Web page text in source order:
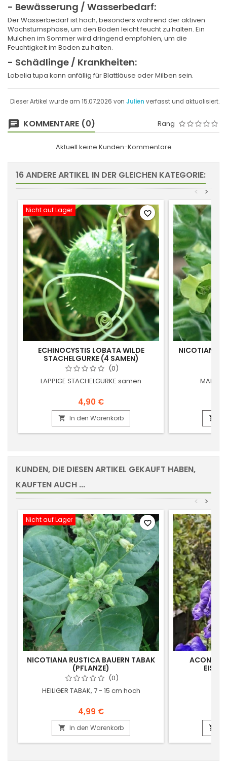
- Bewässerung / Wasserbedarf:
Der Wasserbedarf ist hoch, besonders während der aktiven
Wachstumsphase, um den Boden leicht feucht zu halten. Ein
Mulchen im Sommer wird dringend empfohlen, um die
Feuchtigkeit im Boden zu halten.
- Schädlinge / Krankheiten:
Lobelia tupa kann anfällig für Blattläuse oder Milben sein.
Dieser Artikel wurde am 15.07.2026 von Julien verfasst und aktualisiert.
KOMMENTARE (0) Rang
Aktuell keine Kunden-Kommentare
16 ANDERE ARTIKEL IN DER GLEICHEN KATEGORIE:
>
<
Nicht auf Lager
ECHINOCYSTIS LOBATA WILDE
STACHELGURKE (4 SAMEN)
(0)
LAPPIGE STACHELGURKE samen
4,90 €
 In den Warenkorb
favorite_border
NICOTIANA

KUNDEN, DIE DIESEN ARTIKEL GEKAUFT HABEN,
KAUFTEN AUCH ...
>
<
Nicht auf Lager
NICOTIANA RUSTICA BAUERN TABAK
(PFLANZE)
(0)
HEILIGER TABAK, 7 - 15 cm hoch
4,99 €
 In den Warenkorb
favorite_border
